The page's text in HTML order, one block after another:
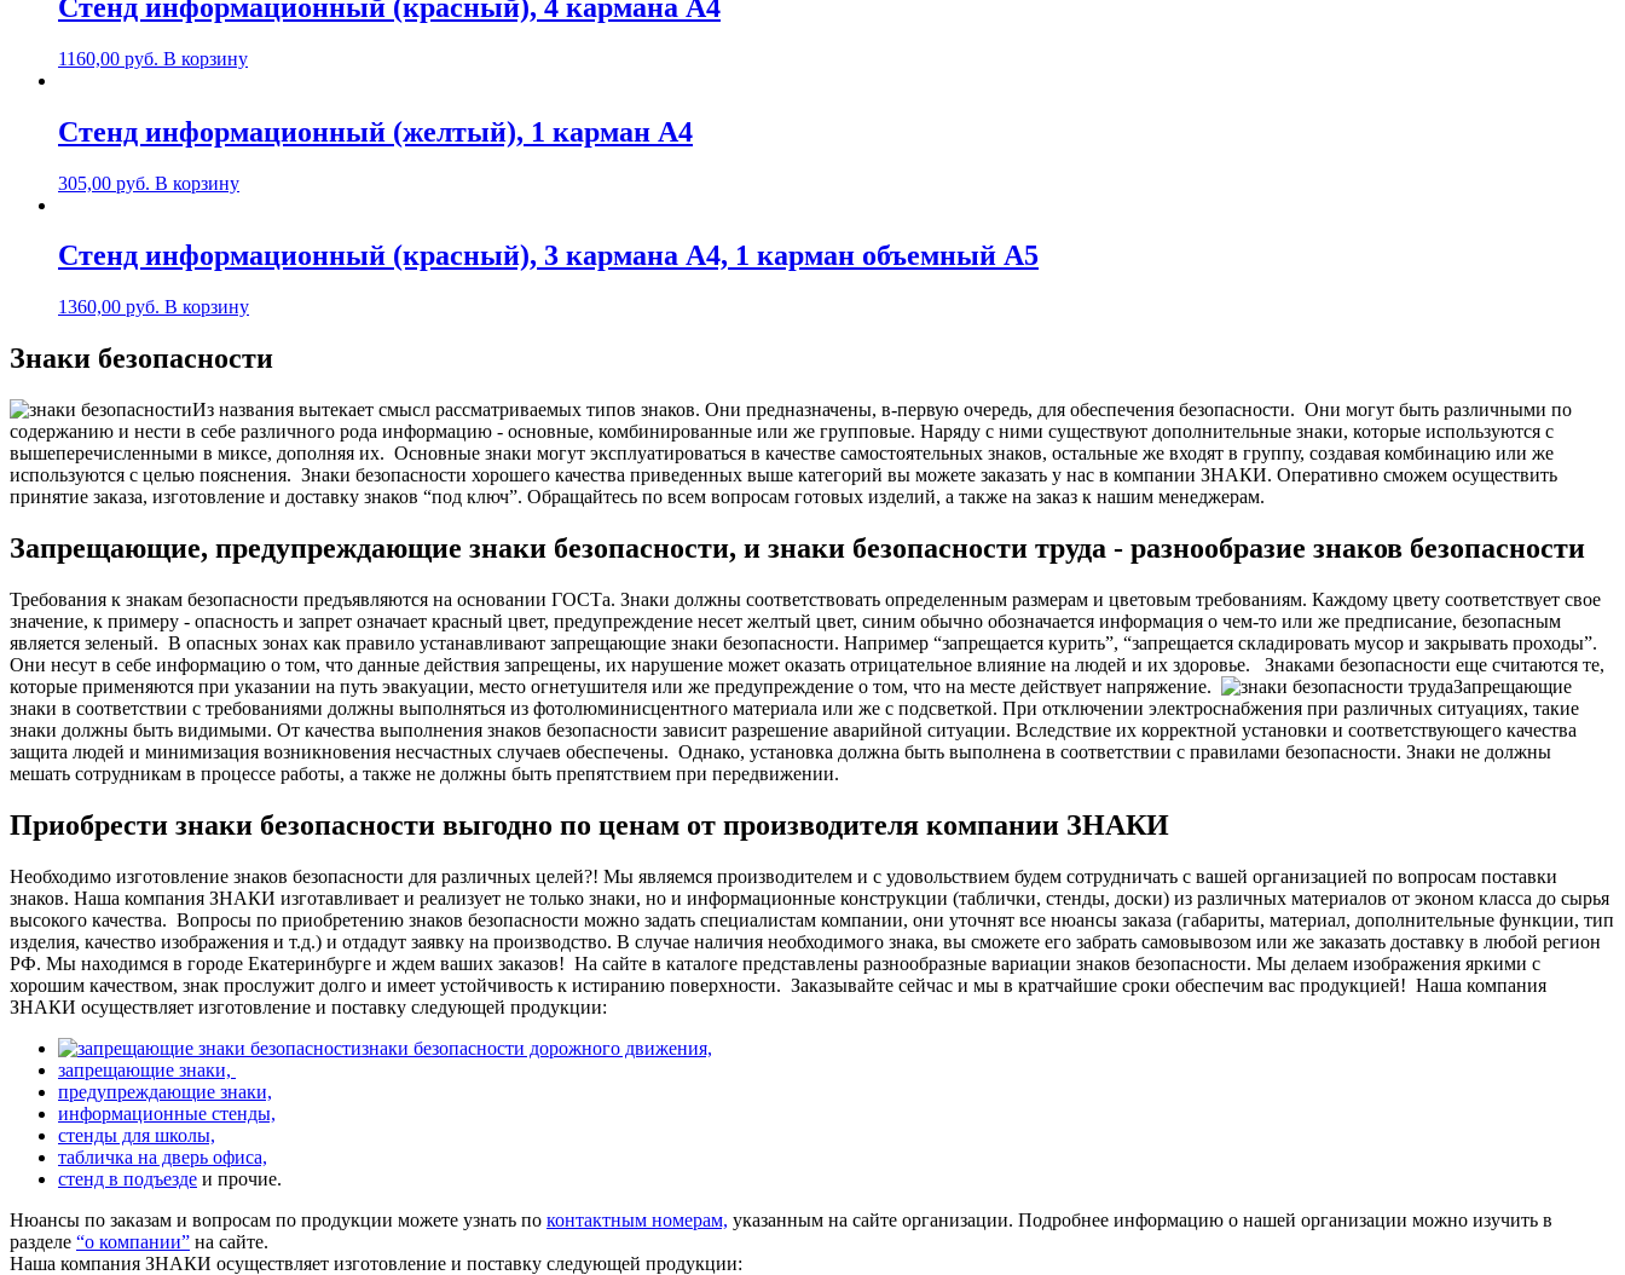
Стенд информационный (красный), 4 карманa А4
1160,00 руб. В корзину
Стенд информационный (желтый), 1 карман А4
305,00 руб. В корзину
Стенд информационный (красный), 3 карманa А4, 1 карман объемный А5
1360,00 руб. В корзину
Знаки безопасности
Из названия вытекает смысл рассматриваемых типов знаков. Они предназначены, в-первую очередь, для обеспечения безопасности. Они могут быть различными по
содержанию и нести в себе различного рода информацию - основные, комбинированные или же групповые. Наряду с ними существуют дополнительные знаки, которые используются с
вышеперечисленными в миксе, дополняя их. Основные знаки могут эксплуатироваться в качестве самостоятельных знаков, остальные же входят в группу, создавая комбинацию или же
используются с целью пояснения. Знаки безопасности хорошего качества приведенных выше категорий вы можете заказать у нас в компании ЗНАКИ. Оперативно сможем осуществить
принятие заказа, изготовление и доставку знаков “под ключ”. Обращайтесь по всем вопросам готовых изделий, а также на заказ к нашим менеджерам.
Запрещающие, предупреждающие знаки безопасности, и знаки безопасности труда - разнообразие знаков безопасности
Требования к знакам безопасности предъявляются на основании ГОСТа. Знаки должны соответствовать определенным размерам и цветовым требованиям. Каждому цвету соответствует свое
значение, к примеру - опасность и запрет означает красный цвет, предупреждение несет желтый цвет, синим обычно обозначается информация о чем-то или же предписание, безопасным
является зеленый. В опасных зонах как правило устанавливают запрещающие знаки безопасности. Например “запрещается курить”, “запрещается складировать мусор и закрывать проходы”.
Они несут в себе информацию о том, что данные действия запрещены, их нарушение может оказать отрицательное влияние на людей и их здоровье.
Знаками безопасности еще считаются те,
которые применяются при указании на путь эвакуации, место огнетушителя или же предупреждение о том, что на месте действует напряжение.
Запрещающие
знаки в соответствии с требованиями должны выполняться из фотолюминисцентного материала или же с подсветкой. При отключении электроснабжения при различных ситуациях, такие
знаки должны быть видимыми. От качества выполнения знаков безопасности зависит разрешение аварийной ситуации. Вследствие их корректной установки и соответствующего качества
защита людей и минимизация возникновения несчастных случаев обеспечены. Однако, установка должна быть выполнена в соответствии с правилами безопасности. Знаки не должны
мешать сотрудникам в процессе работы, а также не должны быть препятствием при передвижении.
Приобрести знаки безопасности выгодно по ценам от производителя компании ЗНАКИ
Необходимо изготовление знаков безопасности для различных целей?! Мы являемся производителем и с удовольствием будем сотрудничать с вашей организацией по вопросам поставки
знаков. Наша компания ЗНАКИ изготавливает и реализует не только знаки, но и информационные конструкции (таблички, стенды, доски) из различных материалов от эконом класса до сырья
высокого качества. Вопросы по приобретению знаков безопасности можно задать специалистам компании, они уточнят все нюансы заказа (габариты, материал, дополнительные функции, тип
изделия, качество изображения и т.д.) и отдадут заявку на производство. В случае наличия необходимого знака, вы сможете его забрать самовывозом или же заказать доставку в любой регион
РФ. Мы находимся в городе Екатеринбурге и ждем ваших заказов! На сайте в каталоге представлены разнообразные вариации знаков безопасности. Мы делаем изображения яркими с
хорошим качеством, знак прослужит долго и имеет устойчивость к истиранию поверхности. Заказывайте сейчас и мы в кратчайшие сроки обеспечим вас продукцией! Наша компания
ЗНАКИ осуществляет изготовление и поставку следующей продукции:
знаки безопасности дорожного движения,
запрещающие знаки,
предупреждающие знаки,
информационные стенды,
стенды для школы,
табличка на дверь офиса,
стенд в подъезде и прочие.
Нюансы по заказам и вопросам по продукции можете узнать по контактным номерам, указанным на сайте организации. Подробнее информацию о нашей организации можно изучить в
разделе “о компании” на сайте.
Наша компания ЗНАКИ осуществляет изготовление и поставку следующей продукции: